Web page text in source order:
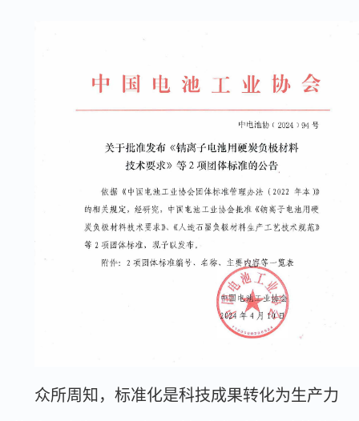
众所周知，标准化是科技成果转化为生产力